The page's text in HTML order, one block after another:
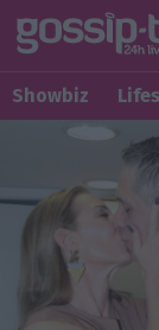
Showbiz